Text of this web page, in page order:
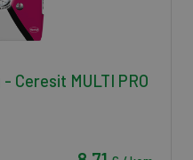
Ceresit MULTI PRO